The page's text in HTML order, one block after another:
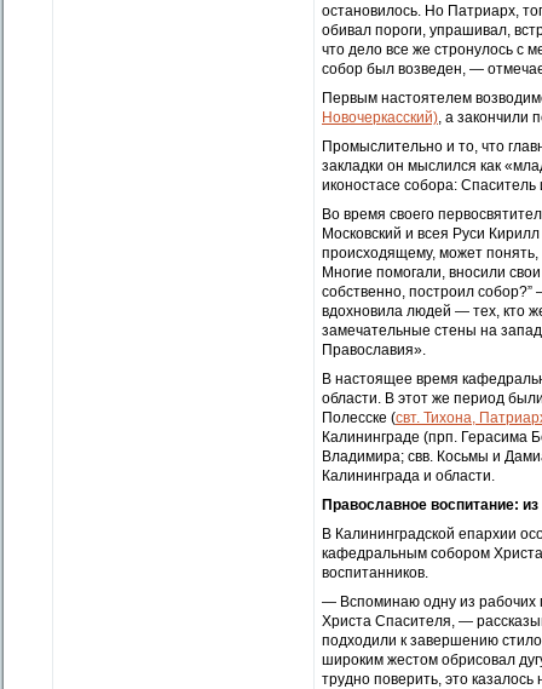
остановилось. Но Патриарх,
обивал пороги, упрашивал,
что дело все же стронулось с
собор был возведен, —
Первым настоятелем
Новочеркасский), а закончили
Промыслительно и то, что
закладки он мыслился как
иконостасе собора:
Во время своего
Московский и всея Руси
происходящему, может
Многие помогали, вносили
собственно, построил
вдохновила людей — тех, кто
замечательные стены на
Православия».
В настоящее время
области. В этот же период
Полесске (свт. Тихона,
Калининграде (прп. Герасима
Владимира; свв. Косьмы и
Калининграда и области.
Православное воспитание:
В Калининградской епархии
кафедральным собором Христа
воспитанников.
— Вспоминаю одну из рабочих
Христа Спасителя, —
подходили к завершению
широким жестом обрисовал
трудно поверить, это